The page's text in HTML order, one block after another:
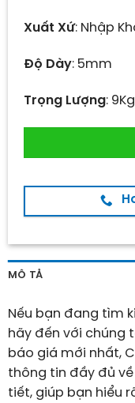
Xuất Xứ: Nhập
Độ Dày: 5mm
Trọng Lượng:
MÔ TẢ
Nếu bạn đang tìm
hãy đến với chúng
báo giá mới nhất,
thông tin đầy đủ
tiết, giúp bạn hiểu